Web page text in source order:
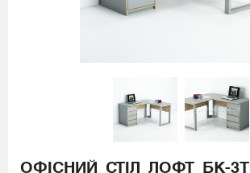
ОФІСНИЙ СТІЛ ЛОФТ БК-3Т
3807 грн